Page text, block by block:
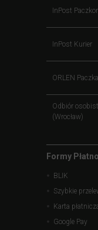
InPost
InPost Kurier
ORLEN Paczka
Odbiór
(Wrocław)
Formy
BLIK
Szybkie
Karta
Google Pay